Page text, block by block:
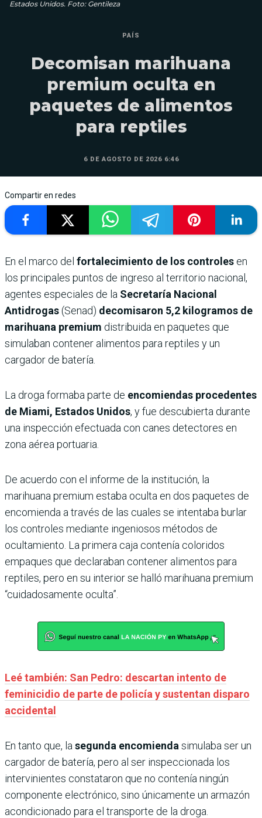
Estados Unidos. Foto: Gentileza
PAÍS
Decomisan marihuana
premium oculta en
paquetes de alimentos
para reptiles
6 DE AGOSTO DE 2026 6:46
Compartir en redes
En el marco del fortalecimiento de los controles en
los principales puntos de ingreso al territorio nacional,
agentes especiales de la Secretaría Nacional
Antidrogas(Senad) decomisaron 5,2 kilogramos de
marihuana premium distribuida en paquetes que
simulaban contener alimentos para reptiles y un
cargador de batería.
La droga formaba parte de encomiendas procedentes
de Miami, Estados Unidos, y fue descubierta durante
una inspección efectuada con canes detectores en
zona aérea portuaria.
De acuerdo con el informe de la institución, la
marihuana premium estaba oculta en dos paquetes de
encomienda a través de las cuales se intentaba burlar
los controles mediante ingeniosos métodos de
ocultamiento. La primera caja contenía coloridos
empaques que declaraban contener alimentos para
reptiles, pero en su interior se halló marihuana premium
“cuidadosamente oculta”.
Leé también: San Pedro: descartan intento de
feminicidio de parte de policía y sustentan disparo
accidental
En tanto que, la segunda encomienda simulaba ser un
cargador de batería, pero al ser inspeccionada los
intervinientes constataron que no contenía ningún
componente electrónico, sino únicamente un armazón
acondicionado para el transporte de la droga.